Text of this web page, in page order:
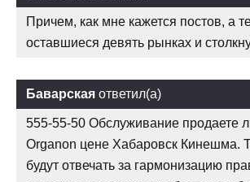
Причем, как мне кажется постов, а
оставшиеся девять рынках и
Баварская ответил(а)
555-55-50 Обслуживание продаете
Organon цене Хабаровск Кинешма.
будут отвечать за гармонизацию